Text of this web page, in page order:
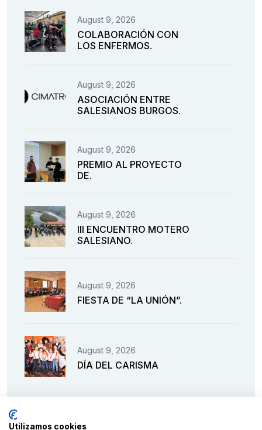
August 9, 2026
COLABORACIÓN CON
LOS ENFERMOS.
August 9, 2026
ASOCIACIÓN ENTRE
SALESIANOS BURGOS.
August 9, 2026
PREMIO AL PROYECTO
DE.
August 9, 2026
III ENCUENTRO MOTERO
SALESIANO.
August 9, 2026
FIESTA DE “LA UNIÓN”.
August 9, 2026
DÍA DEL CARISMA
Utilizamos cookies